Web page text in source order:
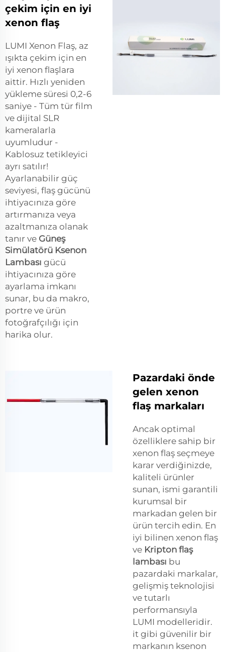
çekim için en iyi
xenon flaş
LUMI Xenon Flaş, az
ışıkta çekim için en
iyi xenon flaşlara
aittir. Hızlı yeniden
yükleme süresi 0,2-6
saniye - Tüm tür film
ve dijital SLR
kameralarla
uyumludur -
Kablosuz tetikleyici
ayrı satılır!
Ayarlanabilir güç
seviyesi, flaş gücünü
ihtiyacınıza göre
artırmanıza veya
azaltmanıza olanak
tanır ve Güneş
Simülatörü Ksenon
Lambası gücü
ihtiyacınıza göre
ayarlama imkanı
sunar, bu da makro,
portre ve ürün
fotoğrafçılığı için
harika olur.
Pazardaki önde
gelen xenon
flaş markaları
Ancak optimal
özelliklere sahip bir
xenon flaş seçmeye
karar verdiğinizde,
kaliteli ürünler
sunan, ismi garantili
kurumsal bir
markadan gelen bir
ürün tercih edin. En
iyi bilinen xenon flaş
ve Kripton flaş
lambası bu
pazardaki markalar,
gelişmiş teknolojisi
ve tutarlı
performansıyla
LUMI modelleridir.
it gibi güvenilir bir
markanın ksenon